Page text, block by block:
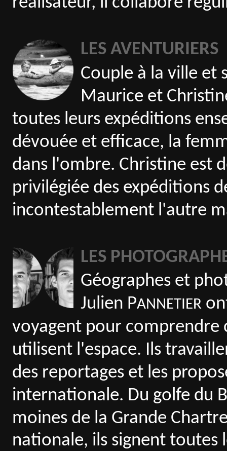
LES AVENTURIERS
Couple à la ville et
Maurice et
toutes leurs expéditions
dévouée et efficace, la
dans l'ombre. Christine est
privilégiée des expéditions
incontestablement l'autre
LES
Géographes et
Julien PANNETIER
voyagent pour comprendre
utilisent l'espace. Ils
des reportages et les
internationale. Du golfe du
moines de la Grande
nationale, ils signent toutes